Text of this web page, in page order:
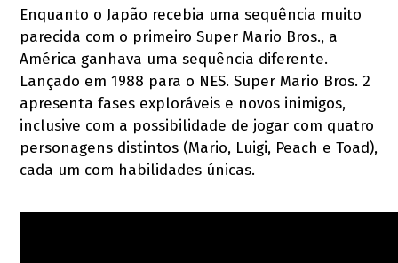
Enquanto o Japão recebia uma sequência muito
parecida com o primeiro Super Mario Bros., a
América ganhava uma sequência diferente.
Lançado em 1988 para o NES. Super Mario Bros. 2
apresenta fases exploráveis e novos inimigos,
inclusive com a possibilidade de jogar com quatro
personagens distintos (Mario, Luigi, Peach e Toad),
cada um com habilidades únicas.